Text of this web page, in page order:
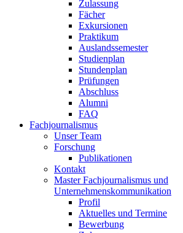
Zulassung
Fächer
Exkursionen
Praktikum
Auslandssemester
Studienplan
Stundenplan
Prüfungen
Abschluss
Alumni
FAQ
Fachjournalismus
Unser Team
Forschung
Publikationen
Kontakt
Master Fachjournalismus und
Unternehmenskommunikation
Profil
Aktuelles und Termine
Bewerbung